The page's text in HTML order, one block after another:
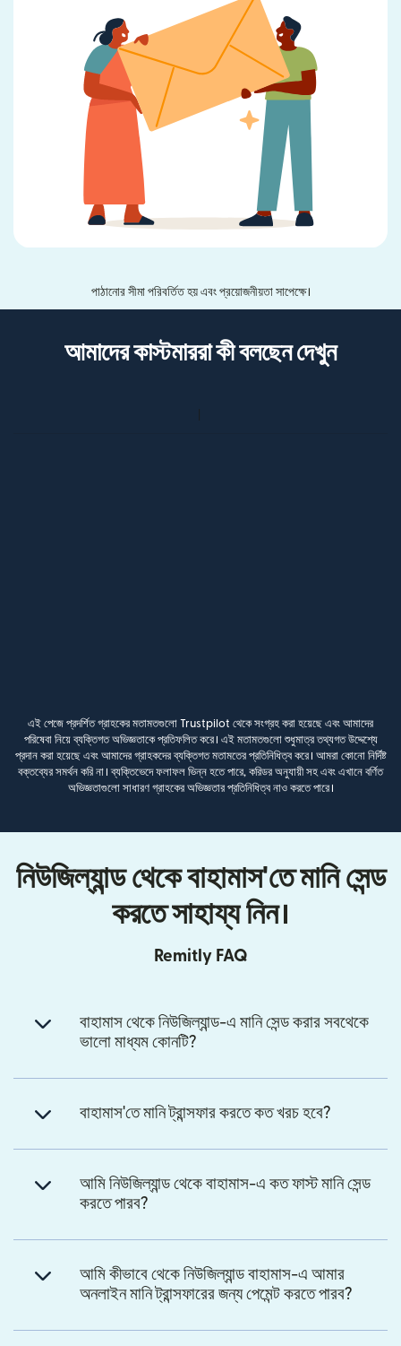
পাঠানোর সীমা পরিবর্তিত হয় এবং প্রয়োজনীয়তা সাপেক্ষে।
আমাদের কাস্টমাররা কী বলছেন দেখুন
এই পেজে প্রদর্শিত গ্রাহকের মতামতগুলো Trustpilot থেকে সংগ্রহ করা হয়েছে এবং আমাদের
পরিষেবা নিয়ে ব্যক্তিগত অভিজ্ঞতাকে প্রতিফলিত করে। এই মতামতগুলো শুধুমাত্র তথ্যগত উদ্দেশ্যে
প্রদান করা হয়েছে এবং আমাদের গ্রাহকদের ব্যক্তিগত মতামতের প্রতিনিধিত্ব করে। আমরা কোনো নির্দিষ্ট
বক্তব্যের সমর্থন করি না। ব্যক্তিভেদে ফলাফল ভিন্ন হতে পারে, করিডর অনুযায়ী সহ এবং এখানে বর্ণিত
অভিজ্ঞতাগুলো সাধারণ গ্রাহকের অভিজ্ঞতার প্রতিনিধিত্ব নাও করতে পারে।
নিউজিল্যান্ড থেকে বাহামাস'তে মানি সেন্ড
করতে সাহায্য নিন।
Remitly FAQ
বাহামাস থেকে নিউজিল্যান্ড-এ মানি সেন্ড করার সবথেকে
ভালো মাধ্যম কোনটি?
বাহামাস'তে মানি ট্রান্সফার করতে কত খরচ হবে?
আমি নিউজিল্যান্ড থেকে বাহামাস-এ কত ফাস্ট মানি সেন্ড
করতে পারব?
আমি কীভাবে থেকে নিউজিল্যান্ড বাহামাস-এ আমার
অনলাইন মানি ট্রান্সফারের জন্য পেমেন্ট করতে পারব?